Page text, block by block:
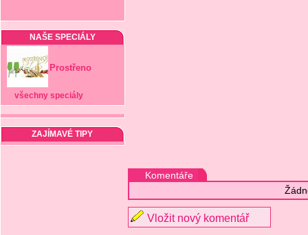
NAŠE SPECIÁLY
Prostřeno
všechny speciály
ZAJÍMAVÉ TIPY
Komentáře
Vložit nový komentář